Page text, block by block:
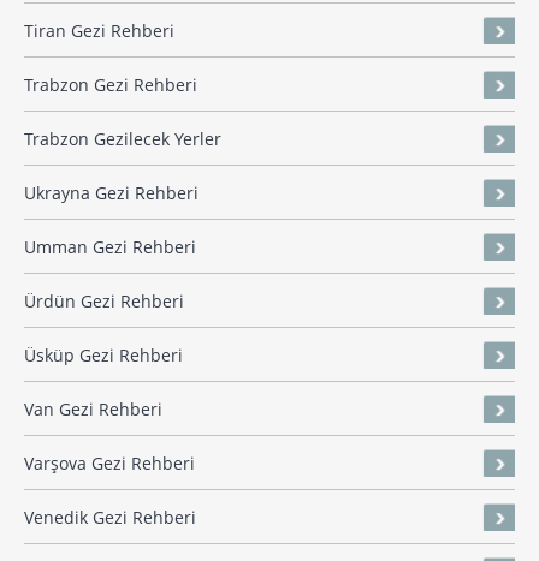
Tiran Gezi Rehberi
Trabzon Gezi Rehberi
Trabzon Gezilecek Yerler
Ukrayna Gezi Rehberi
Umman Gezi Rehberi
Ürdün Gezi Rehberi
Üsküp Gezi Rehberi
Van Gezi Rehberi
Varşova Gezi Rehberi
Venedik Gezi Rehberi